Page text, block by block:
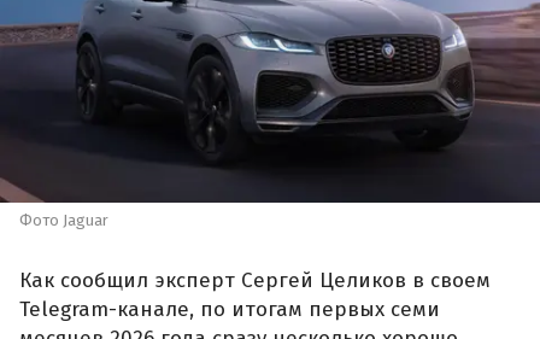
Фото Jaguar
Как сообщил эксперт Сергей Целиков в своем
Telegram-канале, по итогам первых семи